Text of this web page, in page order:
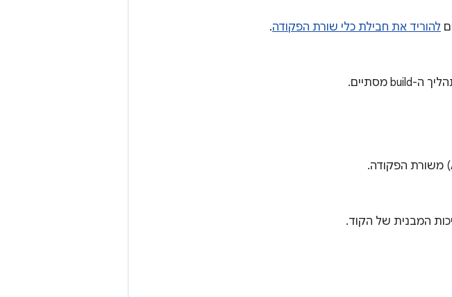
להוריד את חבילת כלי שורת הפקודה.
המבנית של הקוד.